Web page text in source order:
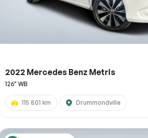
2022 Mercedes Benz Metris
126" WB
115 801 km Drummondville